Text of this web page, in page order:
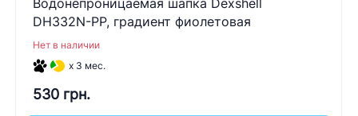
Водонепроницаемая шапка Dexshell
DH332N-PP, градиент фиолетовая
Нет в наличии
x 3 мес.
530 грн.